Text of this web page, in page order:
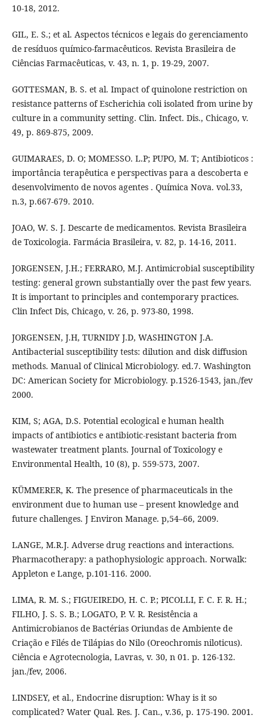
10-18, 2012.
GIL, E. S.; et al. Aspectos técnicos e legais do gerenciamento
de resíduos químico-farmacêuticos. Revista Brasileira de
Ciências Farmacêuticas, v. 43, n. 1, p. 19-29, 2007.
GOTTESMAN, B. S. et al. Impact of quinolone restriction on
resistance patterns of Escherichia coli isolated from urine by
culture in a community setting. Clin. Infect. Dis., Chicago, v.
49, p. 869-875, 2009.
GUIMARAES, D. O; MOMESSO. L.P; PUPO, M. T; Antibioticos :
importância terapêutica e perspectivas para a descoberta e
desenvolvimento de novos agentes . Química Nova. vol.33,
n.3, p.667-679. 2010.
JOAO, W. S. J. Descarte de medicamentos. Revista Brasileira
de Toxicologia. Farmácia Brasileira, v. 82, p. 14-16, 2011.
JORGENSEN, J.H.; FERRARO, M.J. Antimicrobial susceptibility
testing: general grown substantially over the past few years.
It is important to principles and contemporary practices.
Clin Infect Dis, Chicago, v. 26, p. 973-80, 1998.
JORGENSEN, J.H, TURNIDY J.D, WASHINGTON J.A.
Antibacterial susceptibility tests: dilution and disk diffusion
methods. Manual of Clinical Microbiology. ed.7. Washington
DC: American Society for Microbiology. p.1526-1543, jan./fev
2000.
KIM, S; AGA, D.S. Potential ecological e human health
impacts of antibiotics e antibiotic-resistant bacteria from
wastewater treatment plants. Journal of Toxicology e
Environmental Health, 10 (8), p. 559-573, 2007.
KÜMMERER, K. The presence of pharmaceuticals in the
environment due to human use – present knowledge and
future challenges. J Environ Manage. p,54–66, 2009.
LANGE, M.R.J. Adverse drug reactions and interactions.
Pharmacotherapy: a pathophysiologic approach. Norwalk:
Appleton e Lange, p.101-116. 2000.
LIMA, R. M. S.; FIGUEIREDO, H. C. P.; PICOLLI, F. C. F. R. H.;
FILHO, J. S. S. B.; LOGATO, P. V. R. Resistência a
Antimicrobianos de Bactérias Oriundas de Ambiente de
Criação e Filés de Tilápias do Nilo (Oreochromis niloticus).
Ciência e Agrotecnologia, Lavras, v. 30, n 01. p. 126-132.
jan./fev, 2006.
LINDSEY, et al., Endocrine disruption: Whay is it so
complicated? Water Qual. Res. J. Can., v.36, p. 175-190. 2001.